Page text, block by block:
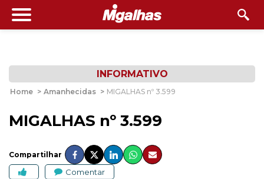
INFORMATIVO
Home > Amanhecidas > MIGALHAS nº 3.599
MIGALHAS nº 3.599
Compartilhar
Comentar